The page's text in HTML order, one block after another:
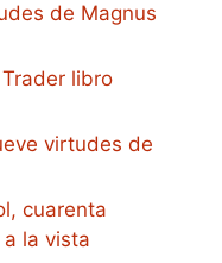
de Magnus
libro
virtudes de
cuarenta
la vista